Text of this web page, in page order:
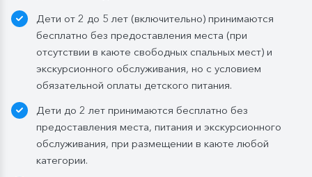
напиток (1 стакан, 200 мл). На выбор: вино красное /
белое / игристое (1 бокал, 125 мл) / водка (1
Бутилированная вода в каюте:
Каюты класса «Люкс» и «Полулюкс»:
ежедневное пополнение — 1 бутылка (0,5 л.) в день;
Стандартные каюты:
день посадки:
— в рейсах до 4 дней включительно: 1 бутылка (0,5
л.) при одноместном размещении, 1 бутылка (1,5 л.)
Дети от 2 до 5 лет (включительно) принимаются
бесплатно без предоставления места (при
отсутствии в каюте свободных спальных мест) и
экскурсионного обслуживания, но с условием
обязательной оплаты детского питания.
Дети до 2 лет принимаются бесплатно без
предоставления места, питания и экскурсионного
обслуживания, при размещении в каюте любой
категории.